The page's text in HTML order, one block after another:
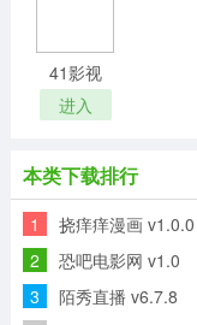
41影视
进入
本类下载排行
1 挠痒痒漫画 v1.0.0
2 恐吧电影网 v1.0
3 陌秀直播 v6.7.8